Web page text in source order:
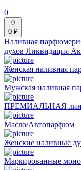
0
0
0 ₽
Наливная
духов Ликвидация
Женская наливная
Мужская наливная
ПРЕМИАЛЬНАЯ
Масло/Автопарфюм
Женские наливные
Маркированные